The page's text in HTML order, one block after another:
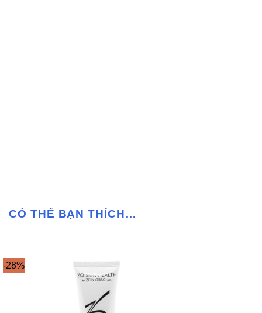
CÓ THỂ BẠN THÍCH…
-28%